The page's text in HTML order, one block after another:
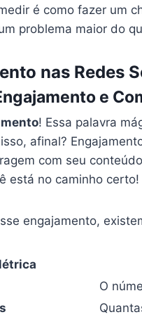
é como fazer um
problema maior do
nas Redes
e
! Essa palavra
afinal?
com seu
está no caminho certo!
engajamento,
O